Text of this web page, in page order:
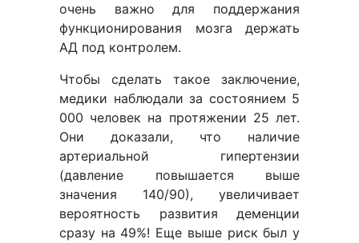
очень важно для поддержания
функционирования мозга держать
АД под контролем.
Чтобы сделать такое заключение,
медики наблюдали за состоянием 5
000 человек на протяжении 25 лет.
Они доказали, что наличие
артериальной гипертензии
(давление повышается выше
значения 140/90), увеличивает
вероятность развития деменции
сразу на 49%! Еще выше риск был у